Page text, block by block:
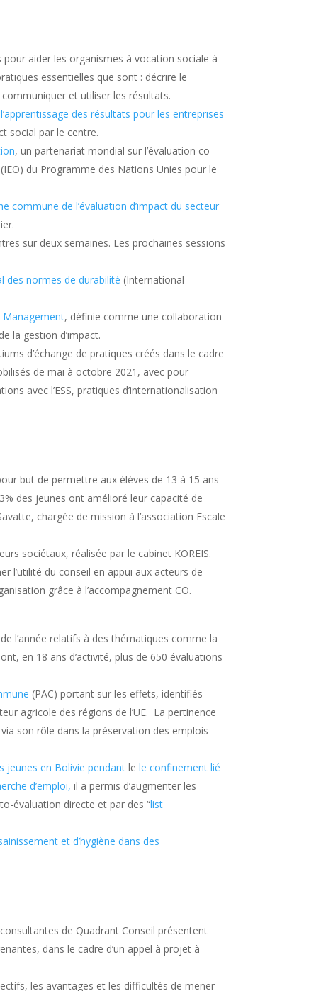
pour aider les organismes à vocation sociale à
essentielles que sont : décrire le
et utiliser les résultats.
des résultats pour les entreprises
social par le centre.
, un partenariat mondial sur l’évaluation co-
du Programme des Nations Unies pour le
commune de l’évaluation d’impact du secteur
sur deux semaines. Les prochaines sessions
des normes de durabilité (International
Management, définie comme une collaboration
la gestion d’impact.
d’échange de pratiques créés dans le cadre
de mai à octobre 2021, avec pour
avec l’ESS, pratiques d’internationalisation
but de permettre aux élèves de 13 à 15 ans
des jeunes ont amélioré leur capacité de
chargée de mission à l’association Escale
sociétaux, réalisée par le cabinet KOREIS.
l’utilité du conseil en appui aux acteurs de
grâce à l’accompagnement CO.
l’année relatifs à des thématiques comme la
en 18 ans d’activité, plus de 650 évaluations
(PAC) portant sur les effets, identifiés
agricole des régions de l’UE. La pertinence
son rôle dans la préservation des emplois
jeunes en Boliviependant lele confinement lié
d’emploi,il a permis d’augmenter les
évaluation directe et par des “list
et d’hygiène dans des
de Quadrant Conseil présentent
dans le cadre d’un appel à projet à
les avantages et les difficultés de mener